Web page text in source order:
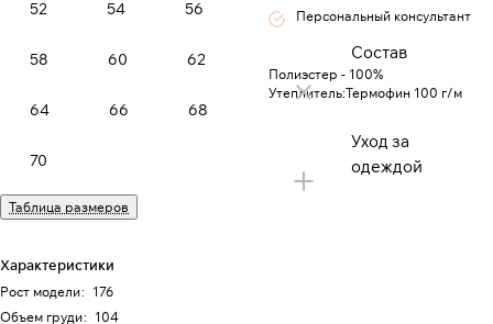
52 54 56
58 60 62
64 66 68
70
Таблица размеров
Характеристики
Рост модели: 176
Объем груди: 104
Персональный консультант
Состав
Полиэстер - 100%
Утеплитель:Термофин 100 г/м
Уход за
одеждой